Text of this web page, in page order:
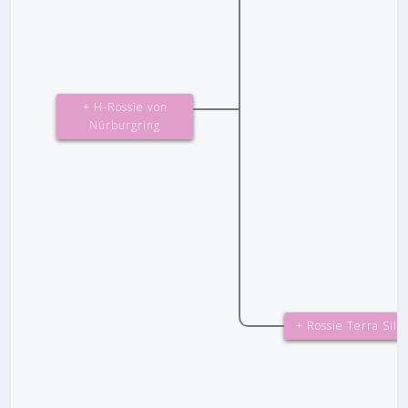
+ H-Rossie von
Nürburgring
+ Rossie Terra